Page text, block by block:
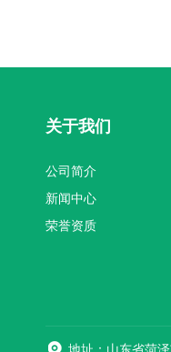
关于我们
公司简介
新闻中心
荣誉资质